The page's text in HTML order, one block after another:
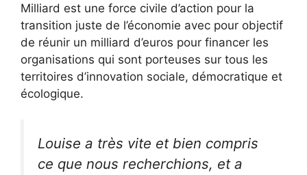
Milliard est une force civile d’action pour la
transition juste de l’économie avec pour objectif
de réunir un milliard d’euros pour financer les
organisations qui sont porteuses sur tous les
territoires d’innovation sociale, démocratique et
écologique.
Louise a très vite et bien compris
ce que nous recherchions, et a